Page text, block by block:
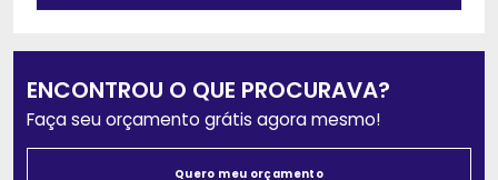
ENCONTROU O QUE PROCURAVA?
Faça seu orçamento grátis agora mesmo!
Quero meu orçamento